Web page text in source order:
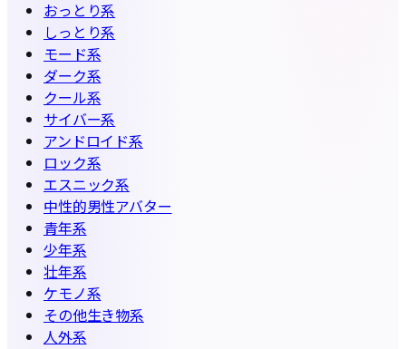
おっとり系
しっとり系
モード系
ダーク系
クール系
サイバー系
アンドロイド系
ロック系
エスニック系
中性的男性アバター
青年系
少年系
壮年系
ケモノ系
その他生き物系
人外系